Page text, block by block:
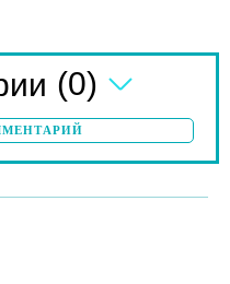
(0)